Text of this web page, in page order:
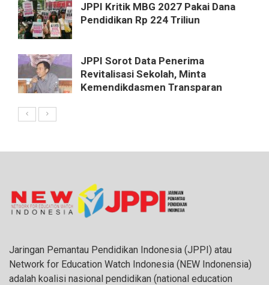
JPPI Kritik MBG 2027 Pakai Dana
Pendidikan Rp 224 Triliun
JPPI Sorot Data Penerima
Revitalisasi Sekolah, Minta
Kemendikdasmen Transparan
Jaringan Pemantau Pendidikan Indonesia (JPPI) atau
Network for Education Watch Indonesia (NEW Indonensia)
adalah koalisi nasional pendidikan (national education